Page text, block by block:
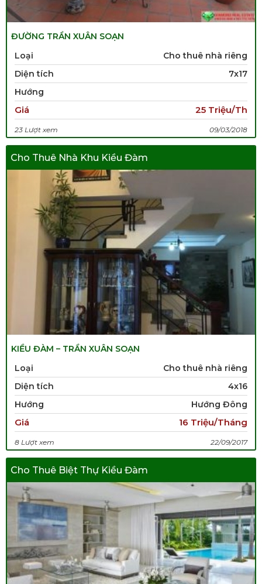
ĐƯỜNG TRẦN XUÂN SOẠN
Loại
Cho thuê nhà riêng
Diện tích
7x17
Hướng
Giá 25 Triệu/Th
23 Lượt xem 09/03/2018
Cho Thuê Nhà Khu Kiều Đàm
KIỀU ĐÀM – TRẦN XUÂN SOẠN
Loại
Cho thuê nhà riêng
Diện tích
4x16
Hướng
Hướng Đông
Giá 16 Triệu/Tháng
8 Lượt xem 22/09/2017
Cho Thuê Biệt Thự Kiều Đàm